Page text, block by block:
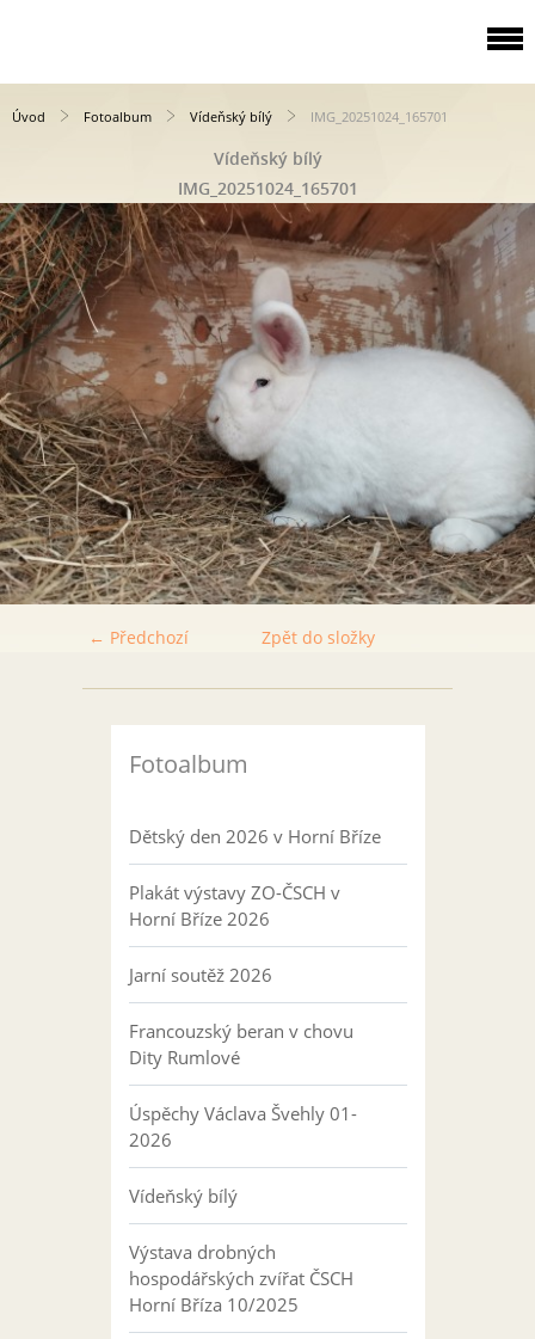
Úvod Fotoalbum Vídeňský bílý IMG_20251024_165701
Vídeňský bílý
IMG_20251024_165701
← Předchozí Zpět do složky
Fotoalbum
Dětský den 2026 v Horní Bříze
Plakát výstavy ZO-ČSCH v
Horní Bříze 2026
Jarní soutěž 2026
Francouzský beran v chovu
Dity Rumlové
Úspěchy Václava Švehly 01-
2026
Vídeňský bílý
Výstava drobných
hospodářských zvířat ČSCH
Horní Bříza 10/2025